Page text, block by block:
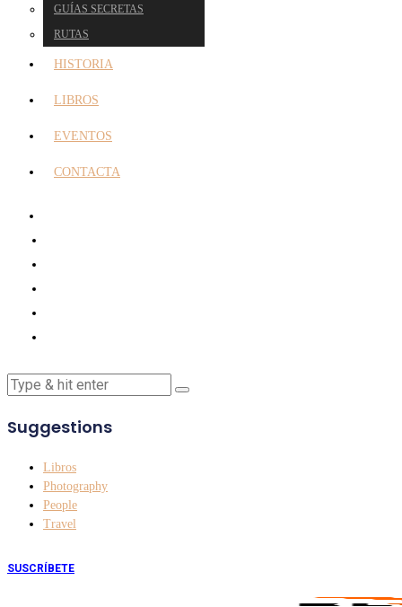
GUÍAS SECRETAS
RUTAS
HISTORIA
LIBROS
EVENTOS
CONTACTA
Suggestions
Libros
Photography
People
Travel
SUSCRÍBETE